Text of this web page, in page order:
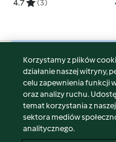
4.7 (3)
© Copyright 2026
Warunki korzystania
Polityka prywatności
Disclaimer
Znak wydawcy
Korzystamy z plików
działanie naszej witryny,
celu zapewnienia funkcji
oraz analizy ruchu.
temat korzystania z
sektora mediów
analitycznego.